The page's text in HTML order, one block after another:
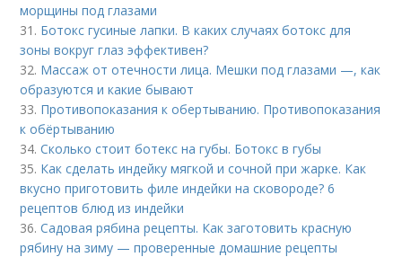
морщины под глазами
31. Ботокс гусиные лапки. В каких случаях ботокс для
зоны вокруг глаз эффективен?
32. Массаж от отечности лица. Мешки под глазами —, как
образуются и какие бывают
33. Противопоказания к обертыванию. Противопоказания
к обёртыванию
34.Сколько стоит ботекс на губы. Ботокс в губы
35. Как сделать индейку мягкой и сочной при жарке. Как
вкусно приготовить филе индейки на сковороде? 6
рецептов блюд из индейки
36.Садовая рябина рецепты. Как заготовить красную
рябину на зиму — проверенные домашние рецепты